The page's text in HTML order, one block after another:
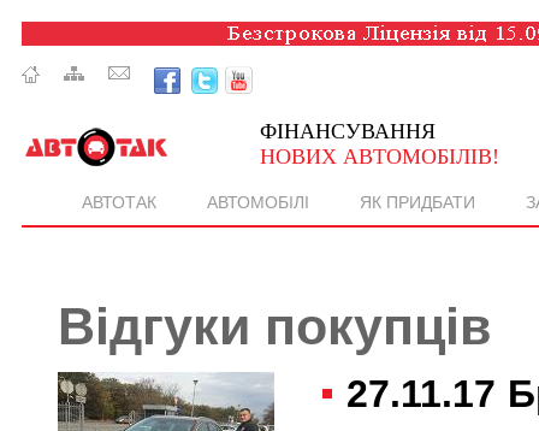
ФІНАНСУВАННЯ
НОВИХ АВТОМОБІЛІВ!
АВТОТАК АВТОМОБІЛІ ЯК ПРИДБАТИ
Відгуки покупців
27.11.17